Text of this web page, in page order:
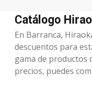
Catálogo
En Barranca,
descuentos para
gama de productos
precios, puedes